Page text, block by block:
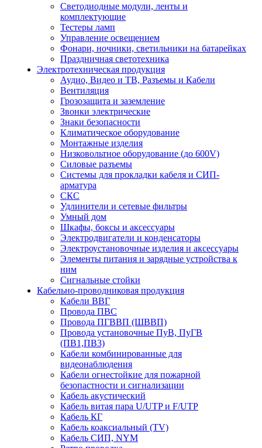
Светодиодные модули, ленты и
комплектующие
Тестеры ламп
Управление освещением
Фонари, ночники, светильники на батарейках
Праздничная светотехника
Электротехническая продукция
Аудио, Видео и ТВ, Разъемы и Кабели
Вентиляция
Грозозащита и заземление
Звонки электрические
Знаки безопасности
Климатическое оборудование
Монтажные изделия
Низковольтное оборудование (до 600V)
Силовые разъемы
Системы для прокладки кабеля и СИП-
арматура
СКС
Удлинители и сетевые фильтры
Умный дом
Шкафы, боксы и аксессуары
Электродвигатели и конденсаторы
Электроустановочные изделия и аксессуары
Элементы питания и зарядные устройства к
ним
Сигнальные стойки
Кабельно-проводниковая продукция
Кабели ВВГ
Провода ПВС
Провода ПГВВП (ШВВП)
Провода установочные ПуВ, ПуГВ
(ПВ1,ПВ3)
Кабели комбинированные для
видеонаблюдения
Кабели огнестойкие для пожарной
безопастности и сигнализации
Кабель акустический
Кабель витая пара U/UTP и F/UTP
Кабель КГ
Кабель коаксиальный (TV)
Кабель СИП, NYM